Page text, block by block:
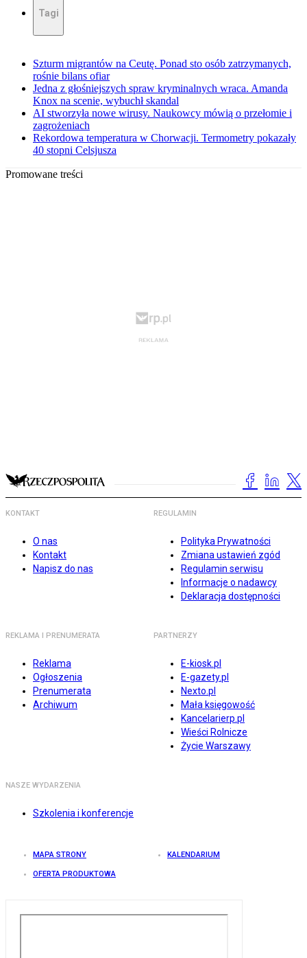
Tagi
Szturm migrantów na Ceutę. Ponad sto osób zatrzymanych,
rośnie bilans ofiar
Jedna z głośniejszych spraw kryminalnych wraca. Amanda
Knox na scenie, wybuchł skandal
AI stworzyła nowe wirusy. Naukowcy mówią o przełomie i
zagrożeniach
Rekordowa temperatura w Chorwacji. Termometry pokazały
40 stopni Celsjusza
Promowane treści
KONTAKT
O nas
Kontakt
Napisz do nas
REGULAMIN
Polityka Prywatności
Zmiana ustawień zgód
Regulamin serwisu
Informacje o nadawcy
Deklaracja dostępności
REKLAMA I PRENUMERATA
Reklama
Ogłoszenia
Prenumerata
Archiwum
PARTNERZY
E-kiosk.pl
E-gazety.pl
Nexto.pl
Mała księgowość
Kancelarierp.pl
Wieści Rolnicze
Życie Warszawy
NASZE WYDARZENIA
Szkolenia i konferencje
MAPA STRONY KALENDARIUM
OFERTA PRODUKTOWA